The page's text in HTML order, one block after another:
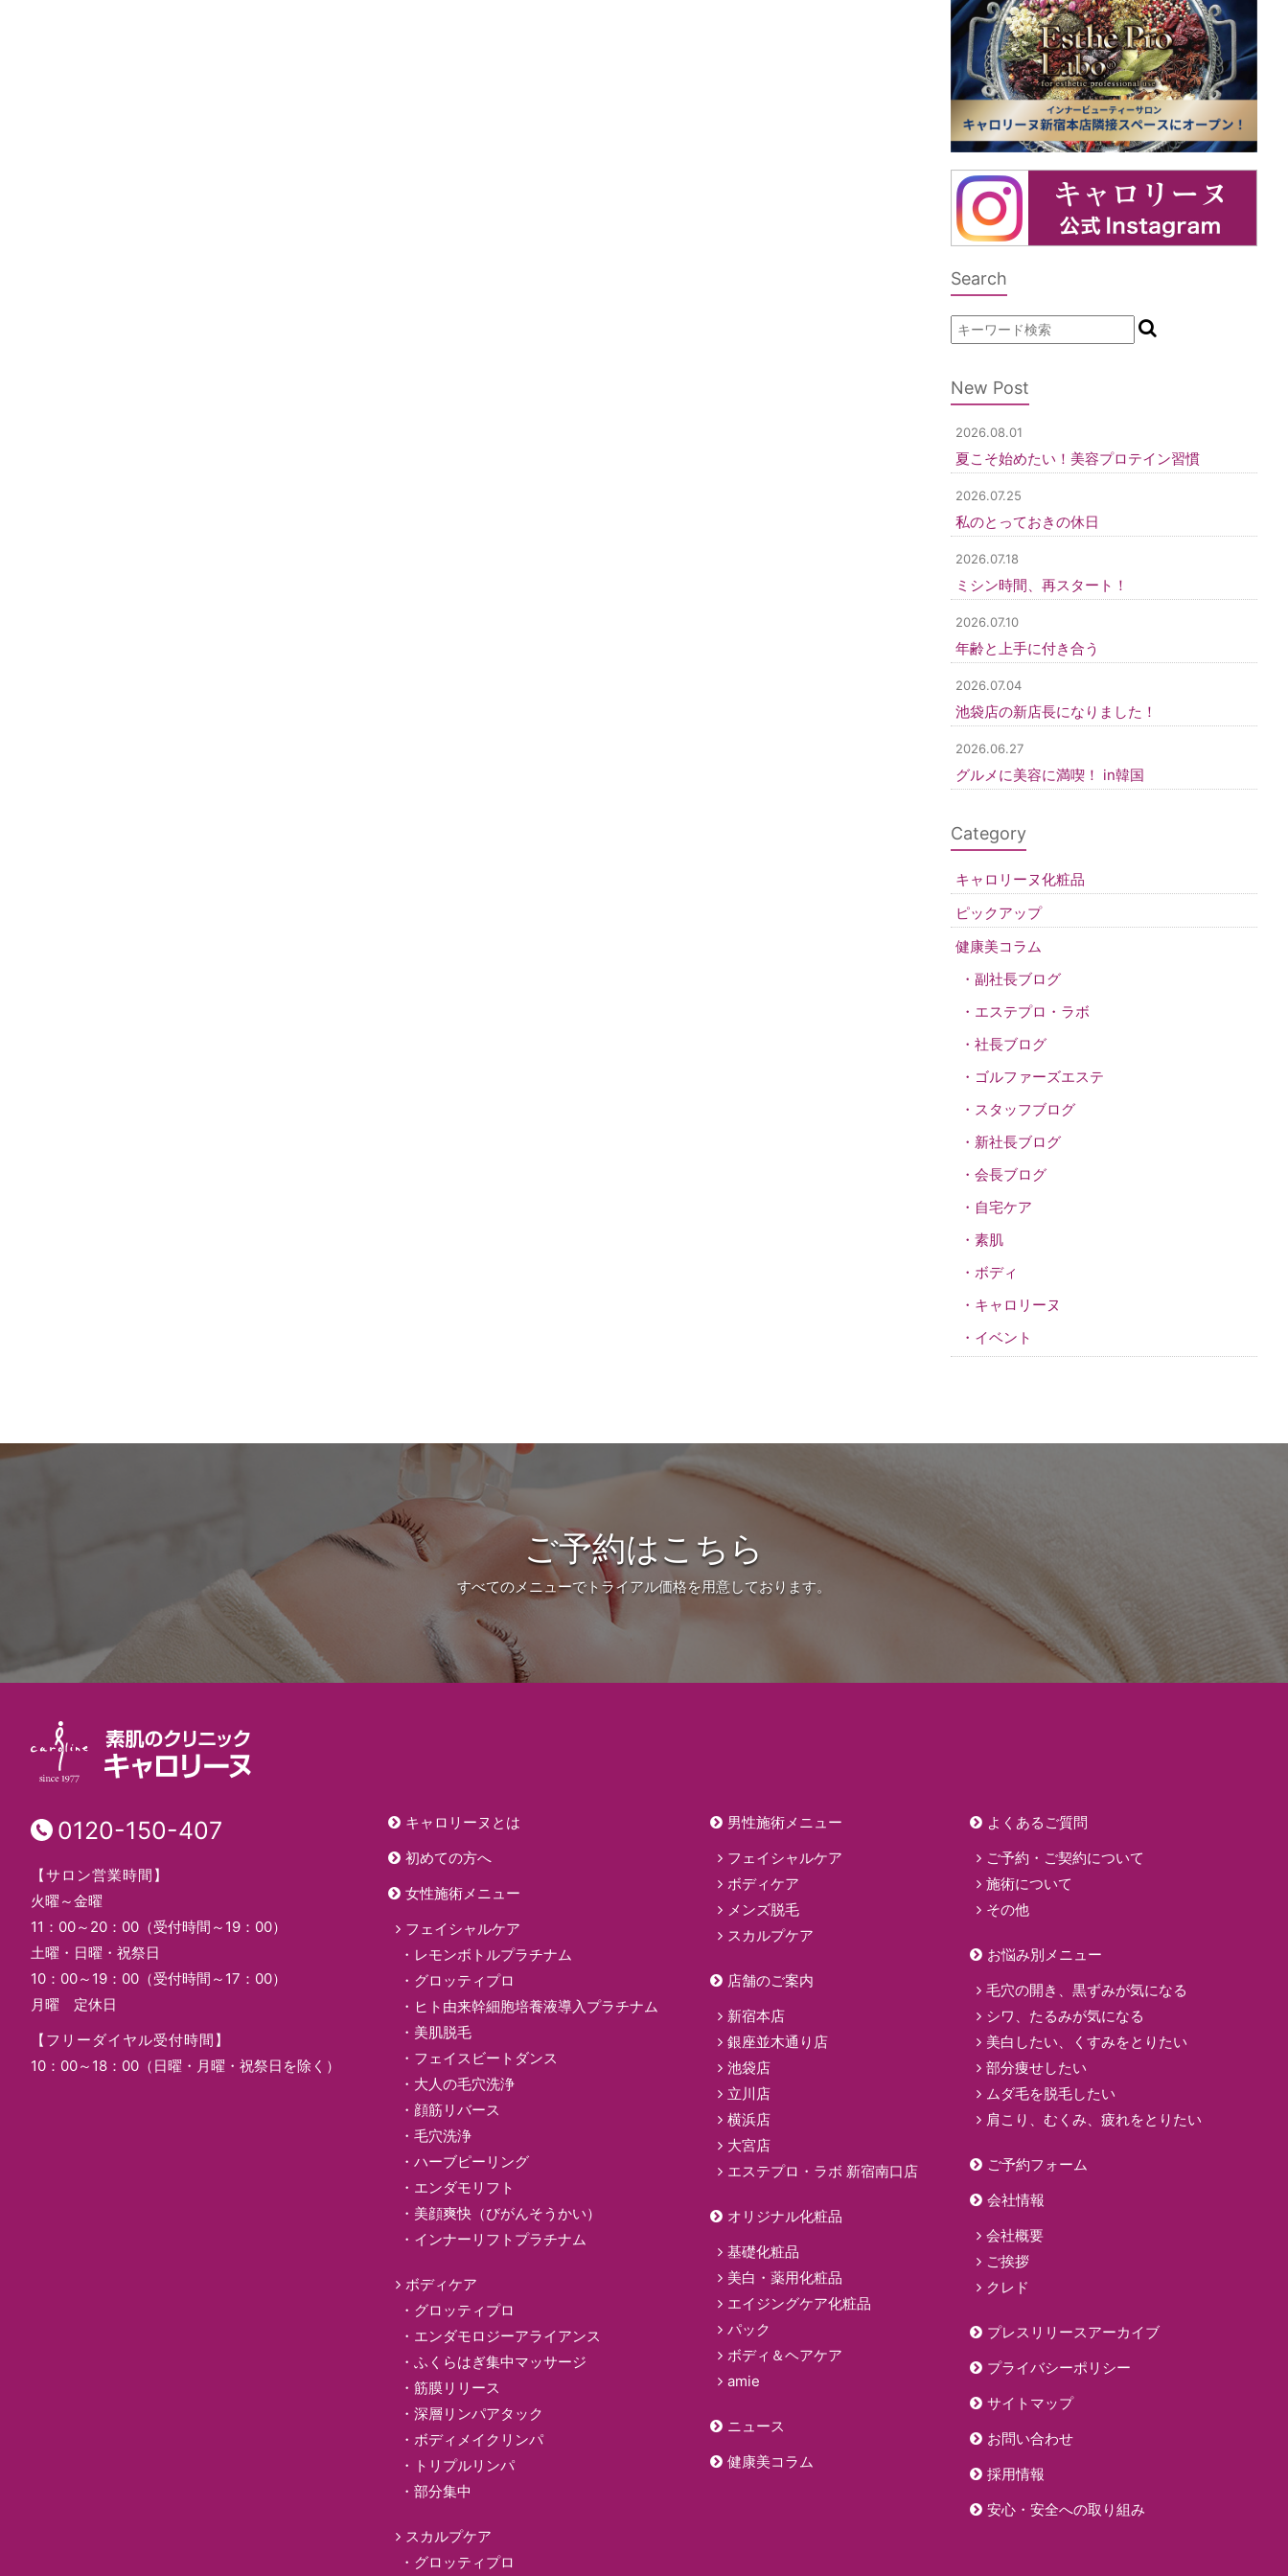
Search
New Post
2026.08.01
夏こそ始めたい！美容プロテイン習慣
2026.07.25
私のとっておきの休日
2026.07.18
ミシン時間、再スタート！
2026.07.10
年齢と上手に付き合う
2026.07.04
池袋店の新店長になりました！
2026.06.27
グルメに美容に満喫！ in韓国
Category
キャロリーヌ化粧品
ピックアップ
健康美コラム
副社長ブログ
エステプロ・ラボ
社長ブログ
ゴルファーズエステ
スタッフブログ
新社長ブログ
会長ブログ
自宅ケア
素肌
ボディ
キャロリーヌ
イベント
ご予約はこちら
すべてのメニューでトライアル価格を用意しております。
0120-150-407
【サロン営業時間】
火曜～金曜
11：00～20：00（受付時間～19：00）
土曜・日曜・祝祭日
10：00～19：00（受付時間～17：00）
月曜 定休日
【フリーダイヤル受付時間】
10：00～18：00（日曜・月曜・祝祭日を除く）
キャロリーヌとは
初めての方へ
女性施術メニュー
フェイシャルケア
レモンボトルプラチナム
グロッティプロ
ヒト由来幹細胞培養液導入プラチナム
美肌脱毛
フェイスビートダンス
大人の毛穴洗浄
顔筋リバース
毛穴洗浄
ハーブピーリング
エンダモリフト
美顔爽快（びがんそうかい）
インナーリフトプラチナム
ボディケア
グロッティプロ
エンダモロジーアライアンス
ふくらはぎ集中マッサージ
筋膜リリース
深層リンパアタック
ボディメイクリンパ
トリプルリンパ
部分集中
スカルプケア
グロッティプロ
男性施術メニュー
フェイシャルケア
ボディケア
メンズ脱毛
スカルプケア
店舗のご案内
新宿本店
銀座並木通り店
池袋店
立川店
横浜店
大宮店
エステプロ・ラボ 新宿南口店
オリジナル化粧品
基礎化粧品
美白・薬用化粧品
エイジングケア化粧品
パック
ボディ＆ヘアケア
amie
ニュース
健康美コラム
よくあるご質問
ご予約・ご契約について
施術について
その他
お悩み別メニュー
毛穴の開き、黒ずみが気になる
シワ、たるみが気になる
美白したい、くすみをとりたい
部分痩せしたい
ムダ毛を脱毛したい
肩こり、むくみ、疲れをとりたい
ご予約フォーム
会社情報
会社概要
ご挨拶
クレド
プレスリリースアーカイブ
プライバシーポリシー
サイトマップ
お問い合わせ
採用情報
安心・安全への取り組み